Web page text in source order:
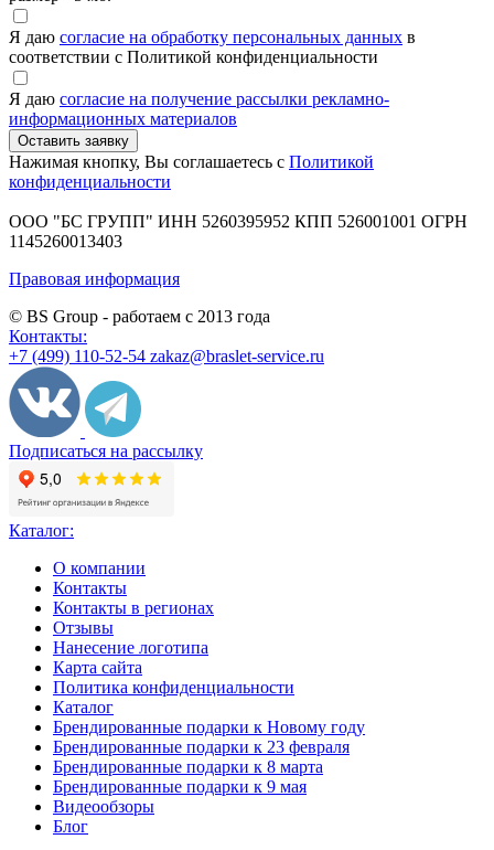
Я даю согласие на обработку персональных данных в
соответствии с Политикой конфиденциальности
Я даю согласие на получение рассылки рекламно-
информационных материалов
Нажимая кнопку, Вы соглашаетесь с Политикой
конфиденциальности
ООО "БС ГРУПП" ИНН 5260395952 КПП 526001001 ОГРН
1145260013403
Правовая информация
© BS Group - работаем с 2013 года
Контакты:
+7 (499) 110-52-54 zakaz@braslet-service.ru
Подписаться на рассылку
Каталог:
О компании
Контакты
Контакты в регионах
Отзывы
Нанесение логотипа
Карта сайта
Политика конфиденциальности
Каталог
Брендированные подарки к Новому году
Брендированные подарки к 23 февраля
Брендированные подарки к 8 марта
Брендированные подарки к 9 мая
Видеообзоры
Блог